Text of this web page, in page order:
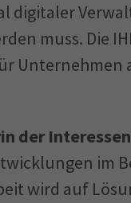
digitaler
muss. Die
der
im
wird auf